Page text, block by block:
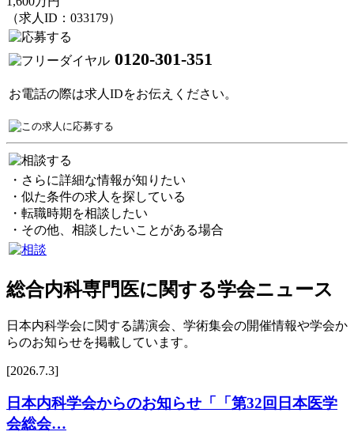
（求人ID：033179）
0120-301-351
お電話の際は求人IDをお伝えください。
・さらに詳細な情報が知りたい
・似た条件の求人を探している
・転職時期を相談したい
・その他、相談したいことがある場合
総合内科専門医に関する学会ニュース
日本内科学会に関する講演会、学術集会の開催情報や学会か
らのお知らせを掲載しています。
[2026.7.3]
日本内科学会からのお知らせ「「第32回日本医学
会総会…